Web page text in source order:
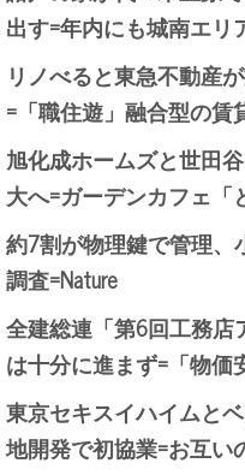
出す=年内にも城南エリ
リノべると東急不動産
=「職住遊」融合型の賃
旭化成ホームズと世田
大へ=ガーデンカフェ「
約7割が物理鍵で管理
調査=Nature
全建総連「第6回工務
は十分に進まず=「物
東京セキスイハイムと
地開発で初協業=お互